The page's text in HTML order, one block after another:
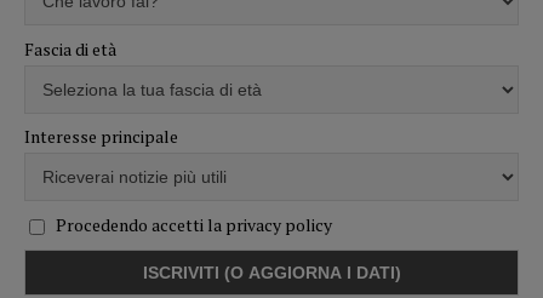
Fascia di età
Interesse principale
Procedendo accetti la privacy policy